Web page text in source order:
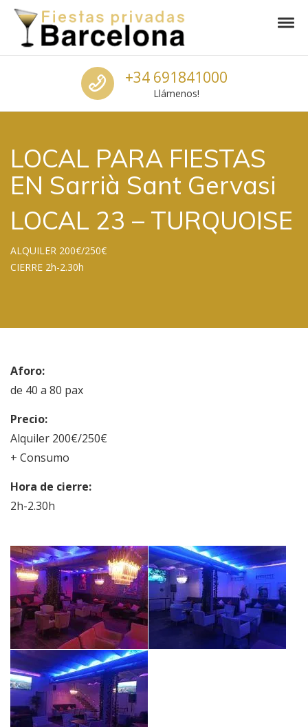
Skip to navigation
Skip to content
Fiestas Privadas Barcelona
Locales para fiestas baratos en Barcelona
Call us
+34 691841000
Llámenos!
LOCAL PARA FIESTAS
EN Sarrià Sant Gervasi
LOCAL 23 – TURQUOISE
ALQUILER 200€/250€
CIERRE 2h-2.30h
Aforo:
de 40 a 80 pax
Precio:
Alquiler 200€/250€
+ Consumo
Hora de cierre:
2h-2.30h